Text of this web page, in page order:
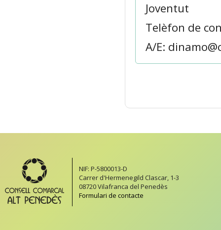
Joventut
Telèfon de
A/E:
NIF: P-5800013-D
Carrer d'Hermenegild Clascar, 1-3
08720 Vilafranca del Penedès
Formulari de contacte